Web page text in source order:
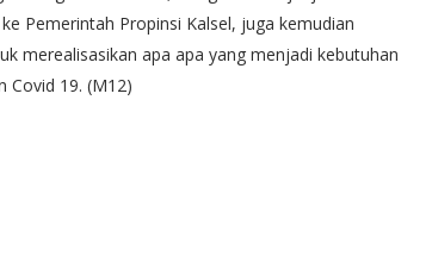
Pemerintah Propinsi Kalsel, juga kemudian
merealisasikan apa apa yang menjadi kebutuhan
Covid 19. (M12)